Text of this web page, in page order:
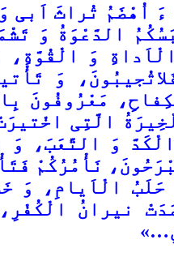
اُهْضَمُ تُراثَ اَبی
الدَّعْوَةُ وَ
وَ الْقُوَّةِ،
وَ
مَعْرُوفُونَ
الَّتِی
وَ التَّعَبَ، وَ
نَأْمُرُكُمْ
حَلَبُ الْاَیامِ، وَ
نیرانُ